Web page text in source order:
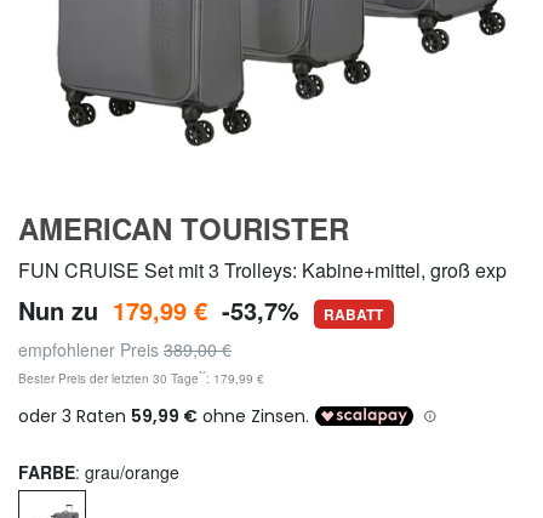
AMERICAN TOURISTER
FUN CRUISE Set mit 3 Trolleys: Kabine+mittel, groß exp
Nun zu 179,99 € -53,7% RABATT
empfohlener Preis 389,00 €
Bester Preis der letzten 30 Tage**: 179,99 €
FARBE: grau/orange